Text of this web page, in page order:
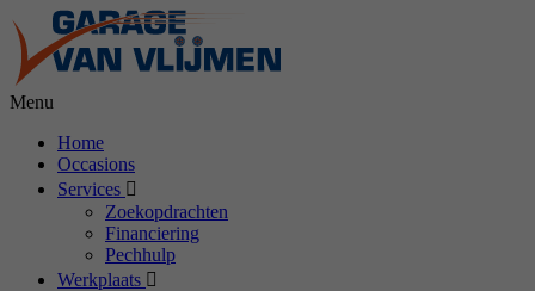
Menu
Home
Occasions
Services
Zoekopdrachten
Financiering
Pechhulp
Werkplaats